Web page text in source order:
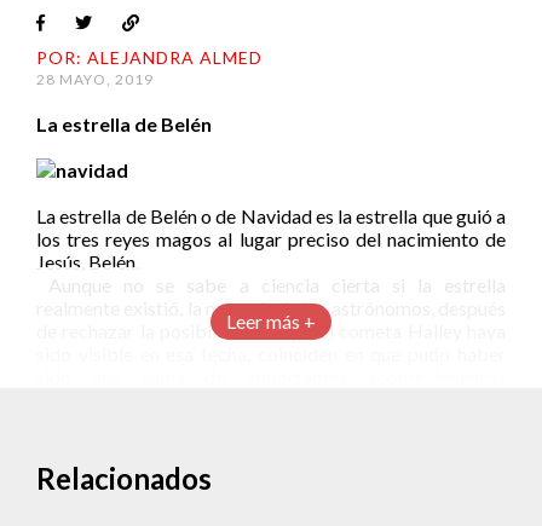
Leer más +
POR: ALEJANDRA ALMED
28 MAYO, 2019
La estrella de Belén
La estrella de Belén o de Navidad es la estrella que guió a
los tres reyes magos al lugar preciso del nacimiento de
Jesús, Belén.
Aunque no se sabe a ciencia cierta si la estrella
realmente existió, la mayoría de los astrónomos, después
de rechazar la posibilidad de que el cometa Halley haya
de 7 meses. Posteriormente, pudieron haber sido
testigos de una supernova, es decir la aparición de una
Relacionados